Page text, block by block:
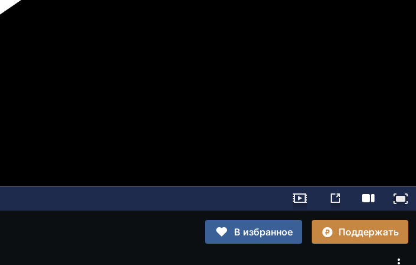
В избранное
Поддержать